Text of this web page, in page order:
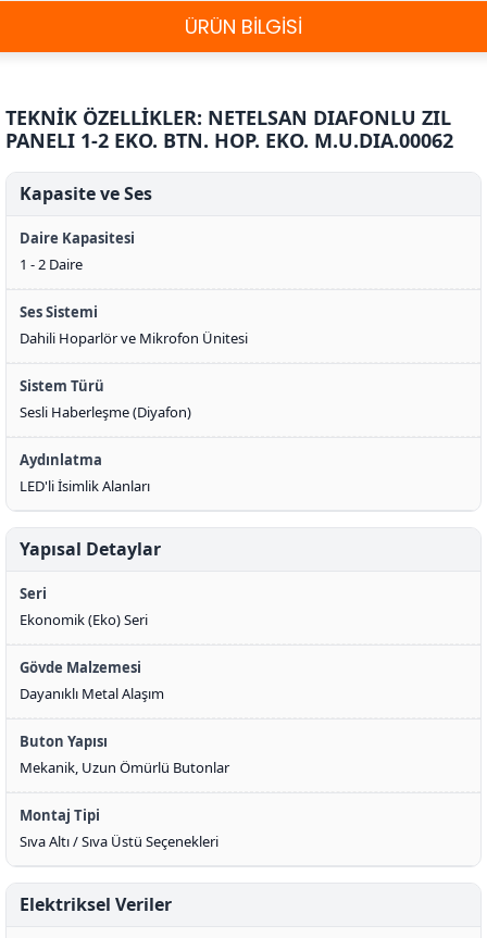
ÜRÜN BİLGİSİ
TEKNİK ÖZELLİKLER: NETELSAN DIAFONLU ZIL
PANELI 1-2 EKO. BTN. HOP. EKO. M.U.DIA.00062
Kapasite ve Ses
Daire Kapasitesi
1 - 2 Daire
Ses Sistemi
Dahili Hoparlör ve Mikrofon Ünitesi
Sistem Türü
Sesli Haberleşme (Diyafon)
Aydınlatma
LED'li İsimlik Alanları
Yapısal Detaylar
Seri
Ekonomik (Eko) Seri
Gövde Malzemesi
Dayanıklı Metal Alaşım
Buton Yapısı
Mekanik, Uzun Ömürlü Butonlar
Montaj Tipi
Sıva Altı / Sıva Üstü Seçenekleri
Elektriksel Veriler